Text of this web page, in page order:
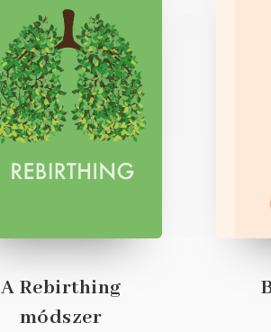
A Rebirthing
módszer